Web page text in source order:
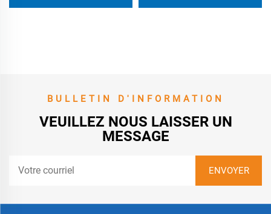
électrique pour fauteuil
alliage d'aluminium, moteur
BULLETIN D'INFORMATION
VEUILLEZ NOUS LAISSER UN
MESSAGE